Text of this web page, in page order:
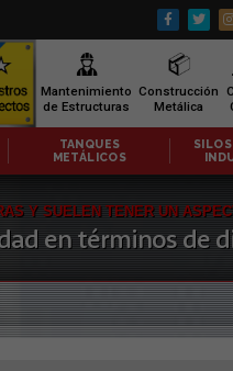
Mantenimiento
de Estructuras
Construcción
Metálica
SILOS METÁLICOS
INDUSTRIALES
Y SUELEN TENER UN
en términos de